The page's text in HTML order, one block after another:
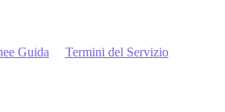
Guida Termini del Servizio